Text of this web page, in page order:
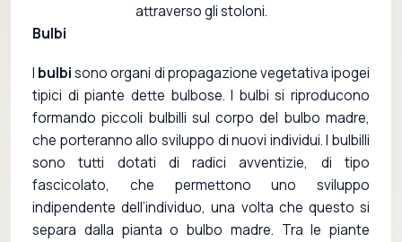
attraverso gli stoloni.
Bulbi
I bulbisono organi di propagazione vegetativa ipogei
tipici di piante dette bulbose. I bulbi si riproducono
formando piccoli bulbilli sul corpo del bulbo madre,
che porteranno allo sviluppo di nuovi individui. I bulbilli
sono tutti dotati di radici avventizie, di tipo
fascicolato, che permettono uno sviluppo
indipendente dell’individuo, una volta che questo si
separa dalla pianta o bulbo madre. Tra le piante